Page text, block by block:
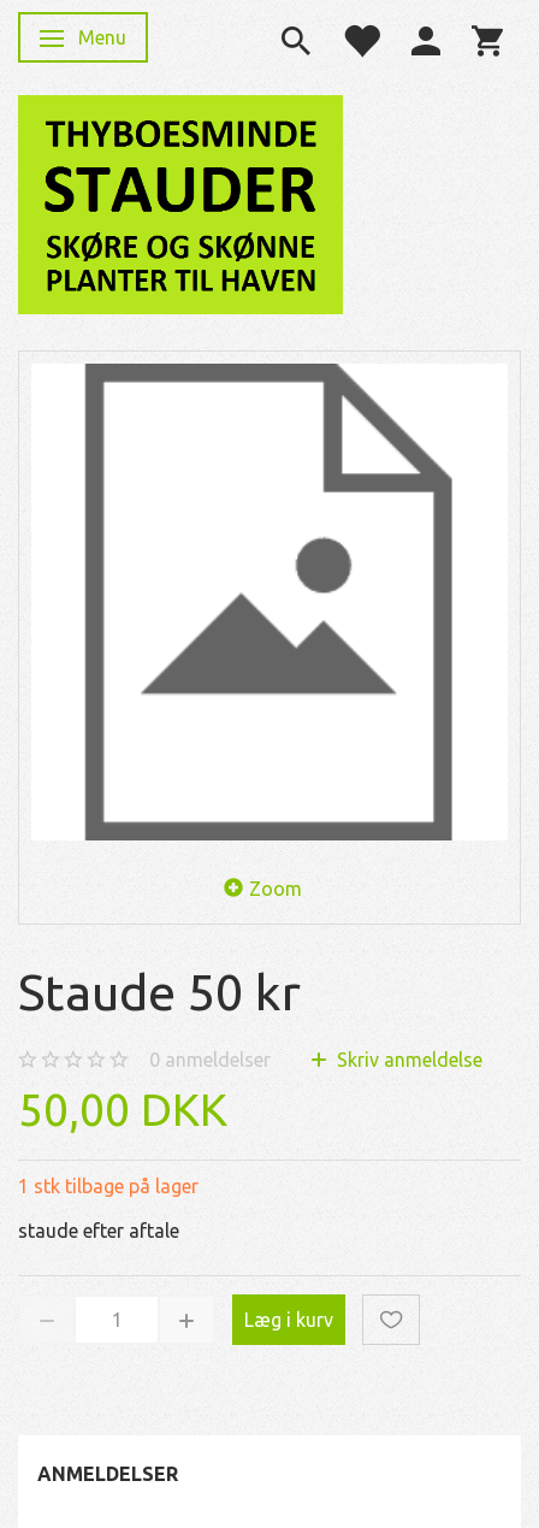
Skifte navigation
Menu
Zoom
Staude 50 kr
0 anmeldelser Skriv anmeldelse
50,00 DKK
1 stk tilbage på lager
staude efter aftale
Læg i kurv
ANMELDELSER